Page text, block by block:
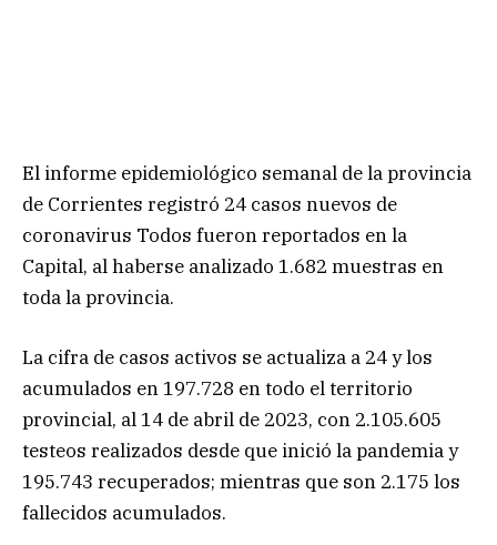
El informe epidemiológico semanal de la provincia
de Corrientes registró 24 casos nuevos de
coronavirus Todos fueron reportados en la
Capital, al haberse analizado 1.682 muestras en
toda la provincia.
La cifra de casos activos se actualiza a 24 y los
acumulados en 197.728 en todo el territorio
provincial, al 14 de abril de 2023, con 2.105.605
testeos realizados desde que inició la pandemia y
195.743 recuperados; mientras que son 2.175 los
fallecidos acumulados.